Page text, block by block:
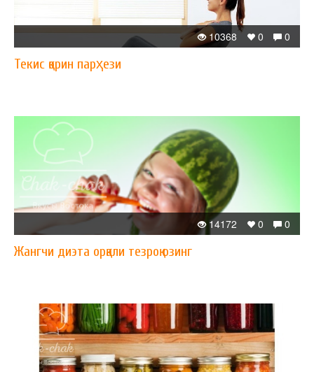
0
0
10368
Текис қорин парҳези
0
0
14172
Жангчи диэта орқали тезроқ озинг